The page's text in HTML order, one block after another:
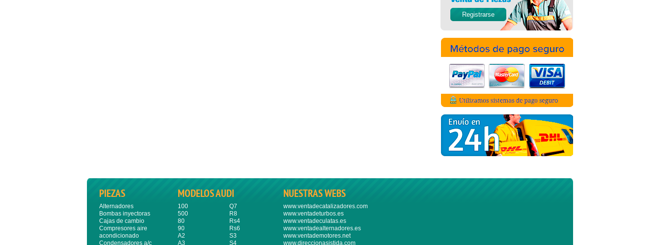
Registrarse
PIEZAS
Alternadores
Bombas inyectoras
Cajas de cambio
Compresores aire
acondicionado
Condensadores a/c
MODELOS AUDI
100
500
80
90
A2
A3
Q7
R8
Rs4
Rs6
S3
S4
NUESTRAS WEBS
www.ventadecatalizadores.com
www.ventadeturbos.es
www.ventadeculatas.es
www.ventadealternadores.es
www.ventademotores.net
www.direccionasistida.com